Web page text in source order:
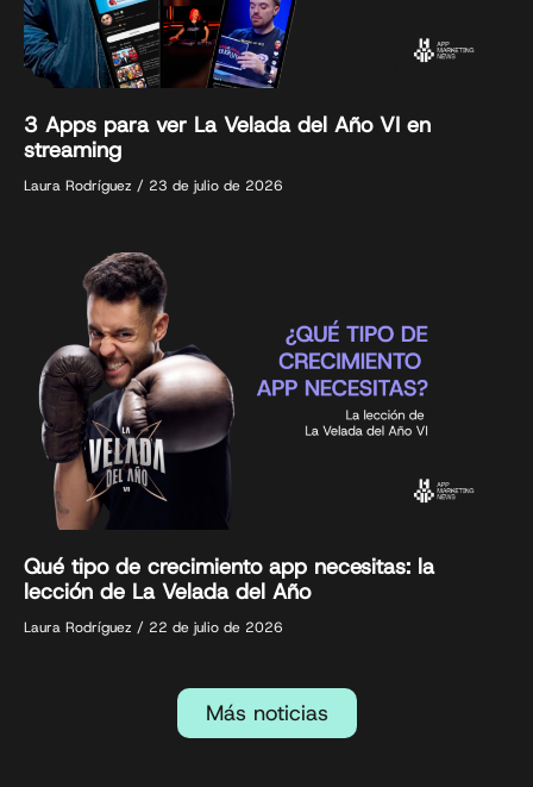
3 Apps para ver La Velada del Año VI en
streaming
Laura Rodríguez 23 de julio de 2026
Qué tipo de crecimiento app necesitas: la
lección de La Velada del Año
Laura Rodríguez 22 de julio de 2026
Más noticias